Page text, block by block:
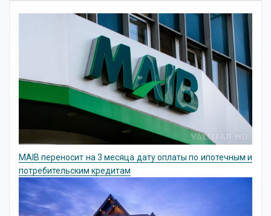
MAIB переносит на 3 месяца дату оплаты по ипотечным и
потребительским кредитам